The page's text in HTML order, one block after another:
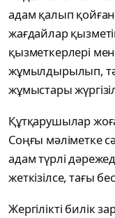
адам қалып
жағдайлар
қызметкерлері
жұмылдырылып,
жұмыстары
Құтқарушылар
Соңғы мәліметке
адам түрлі
жеткізілсе, тағы
Жергілікті билік